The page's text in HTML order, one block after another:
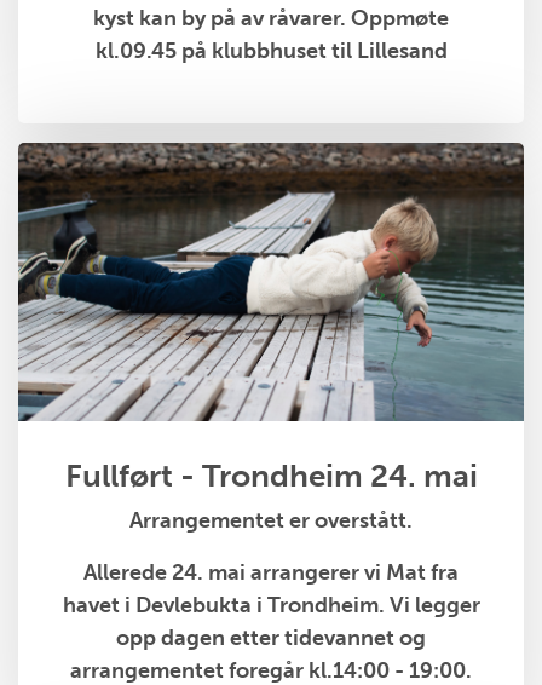
kyst kan by på av råvarer. Oppmøte
kl.09.45 på klubbhuset til Lillesand
Fullført - Trondheim 24. mai
Arrangementet er overstått.
Allerede 24. mai arrangerer vi Mat fra
havet i Devlebukta i Trondheim. Vi legger
opp dagen etter tidevannet og
arrangementet foregår kl.14:00 - 19:00.